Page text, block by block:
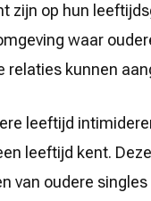
zijn op hun
waar
kunnen
leeftijd
leeftijd kent.
van oudere singles